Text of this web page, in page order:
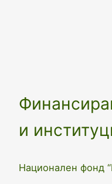
и
Национален фонд